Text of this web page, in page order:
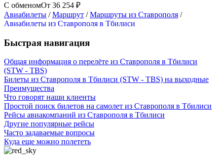
С обменомОт 36 254 ₽
Авиабилеты /Маршрут /Маршруты из Ставрополя /
Авиабилеты из Ставрополя в Тбилиси
Быстрая навигация
Общая информация о перелёте из Ставрополя в Тбилиси
(STW - TBS)
Билеты из Ставрополя в Тбилиси (STW - TBS) на выходные
Преимущества
Что говорят наши клиенты
Простой поиск билетов на самолет из Ставрополя в Тбилиси
Рейсы авиакомпаний из Ставрополя в Тбилиси
Другие популярные рейсы
Часто задаваемые вопросы
Куда еще можно полететь